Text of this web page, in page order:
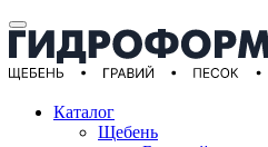
Каталог
Щебень